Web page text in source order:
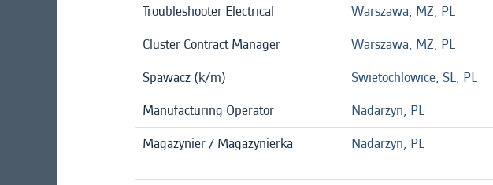
Troubleshooter Electrical Warszawa, MZ, PL
Cluster Contract Manager
Warszawa, MZ, PL
Spawacz (k/m)
Swietochlowice, SL, PL
Manufacturing Operator
Nadarzyn, PL
Magazynier / Magazynierka
Nadarzyn, PL